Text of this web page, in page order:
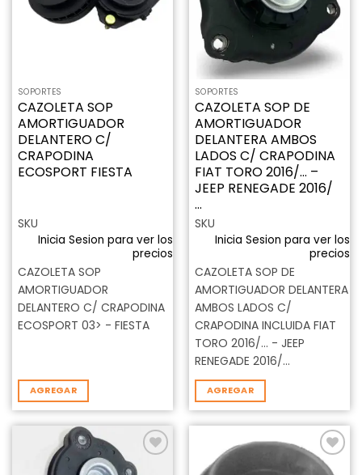
SOPORTES
CAZOLETA SOP
AMORTIGUADOR
DELANTERO C/
CRAPODINA
ECOSPORT FIESTA
SKU
Inicia Sesion para ver los
precios
CAZOLETA SOP
AMORTIGUADOR
DELANTERO C/ CRAPODINA
ECOSPORT 03> - FIESTA
AGREGAR
SOPORTES
CAZOLETA SOP DE
AMORTIGUADOR
DELANTERA AMBOS
LADOS C/ CRAPODINA
FIAT TORO 2016/… –
JEEP RENEGADE 2016/
…
SKU
Inicia Sesion para ver los
precios
CAZOLETA SOP DE
AMORTIGUADOR DELANTERA
AMBOS LADOS C/
CRAPODINA INCLUIDA FIAT
TORO 2016/… - JEEP
RENEGADE 2016/…
AGREGAR
Añadir
Añadir